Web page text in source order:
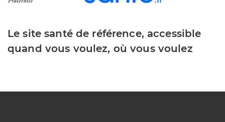
Le site santé de référence, accessible
quand vous voulez, où vous voulez